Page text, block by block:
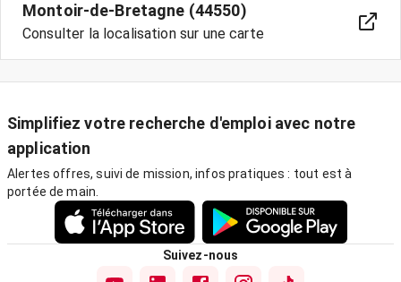
Montoir-de-Bretagne (44550)
Consulter la localisation sur une carte
Simplifiez votre recherche d'emploi avec notre
application
Alertes offres, suivi de mission, infos pratiques : tout est à
portée de main.
Suivez-nous